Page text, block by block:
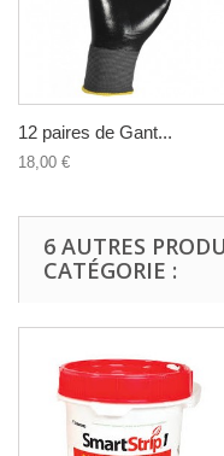
12 paires de Gant...
18,00 €
6 AUTRES
CATÉGORIE :